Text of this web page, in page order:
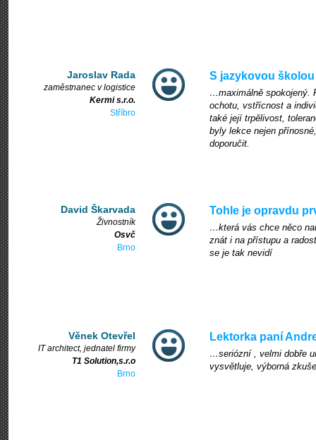
Jaroslav Rada
zaměstnanec v logistice
Kermi s.r.o.
Stříbro
S jazykovou
…maximálně spokojený.
ochotu, vstřícnost a
také její trpělivost,
byly lekce nejen
doporučit.
David Škarvada
Živnostník
Osvč
Brno
Tohle je opravdu
…která vás chce něco
znát i na přístupu a
se je tak nevidí
Věnek Otevřel
IT architect, jednatel firmy
T1 Solution,s.r.o
Brno
Lektorka paní
…seriózní , velmi dobře
vysvětluje, výborná